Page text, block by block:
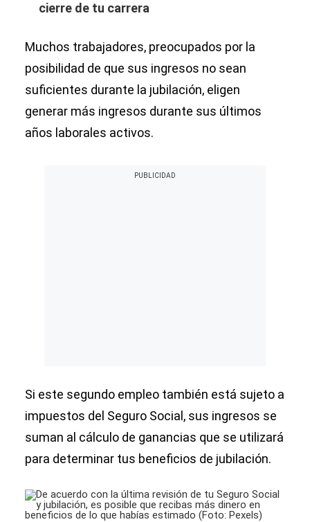
cierre de tu carrera
Muchos trabajadores, preocupados por la
posibilidad de que sus ingresos no sean
suficientes durante la jubilación, eligen
generar más ingresos durante sus últimos
años laborales activos.
Si este segundo empleo también está sujeto a
impuestos del Seguro Social, sus ingresos se
suman al cálculo de ganancias que se utilizará
para determinar tus beneficios de jubilación.